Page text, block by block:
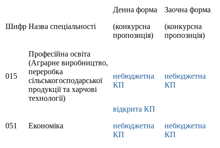
Шифр Назва спеціальності
Денна форма
(конкурсна
пропозиція)
Заочна форма
(конкурсна
пропозиція)
015
Професійна освіта
(Аграрне виробництво,
переробка
сільськогосподарської
продукції та харчові
технології)
небюджетна
КП
небюджетна
КП
051 Економіка
відкрита КП
небюджетна
КП
небюджетна
КП